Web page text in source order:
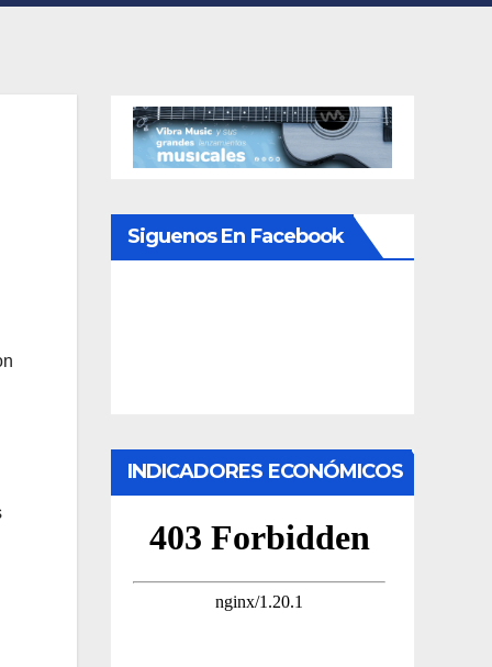
Siguenos En Facebook
INDICADORES ECONÓMICOS